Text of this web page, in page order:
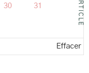
30 31
Effacer